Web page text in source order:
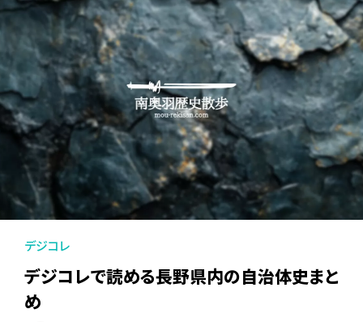
デジコレ
デジコレで読める長野県内の自治体史まと
め